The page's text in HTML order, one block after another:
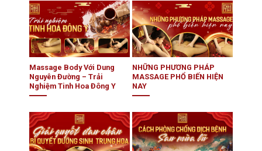
Massage Body Với Dung
Nguyên Đường – Trải
Nghiệm Tinh Hoa Đông Y
NHỮNG PHƯƠNG PHÁP
MASSAGE PHỔ BIẾN HIỆN
NAY